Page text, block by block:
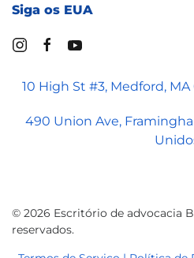
Siga os EUA
10 High St #3, Medford,
490 Union Ave,
© 2026 Escritório de advocacia
reservados.